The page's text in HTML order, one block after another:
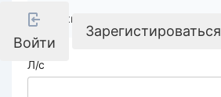
Войти
Зарегистироваться
Реквизиты компании
Л/с